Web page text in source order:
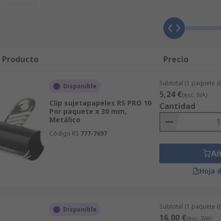
aseguraremos de que su compra de Clips se le
de un servicio de ofertas que puede adaptarse
las más altas expectativas. Sin embargo, queremos
antes de comprar. Aparte de Clips, usted puede
productos de IT, Prueba y Medida, Seguridad e
una entrega rápida y eficiente. Por último, para
gratuito.
Producto Precio
Disponible
Clip sujetapapeles RS PRO 10
Por paquete x 30 mm,
Metálico
Código RS 777-7697
Subtotal (1 paquete
5,24 €(exc. IVA)
Cantidad
Hoja
Disponible Subtotal (1 paquete
16,00 €(exc. IVA)